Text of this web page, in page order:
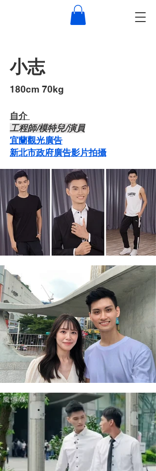
小志
​180cm 70kg
自介 ​
​工程師/模特兒/演員
宜蘭觀光廣告
新北市政府廣告影片拍攝